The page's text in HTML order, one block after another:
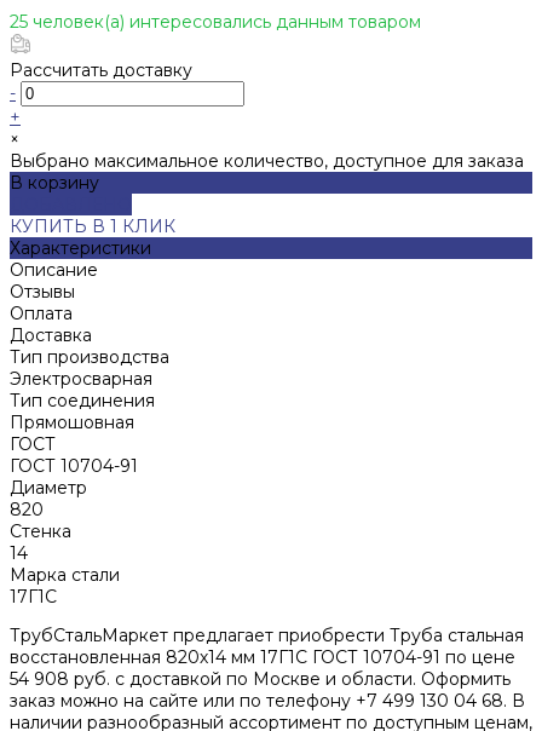
25 человек(а) интересовались данным товаром
Рассчитать доставку
-
+
×
Выбрано максимальное количество, доступное для заказа
В корзину
КУПИТЬ В 1 КЛИК
Характеристики
Описание
Отзывы
Оплата
Доставка
Тип производства
Электросварная
Тип соединения
Прямошовная
ГОСТ
ГОСТ 10704-91
Диаметр
820
Стенка
14
Марка стали
17Г1С
ТрубСтальМаркет предлагает приобрести Труба стальная
восстановленная 820х14 мм 17Г1С ГОСТ 10704-91 по цене
54 908 руб. с доставкой по Москве и области. Оформить
заказ можно на сайте или по телефону +7 499 130 04 68. В
наличии разнообразный ассортимент по доступным ценам,